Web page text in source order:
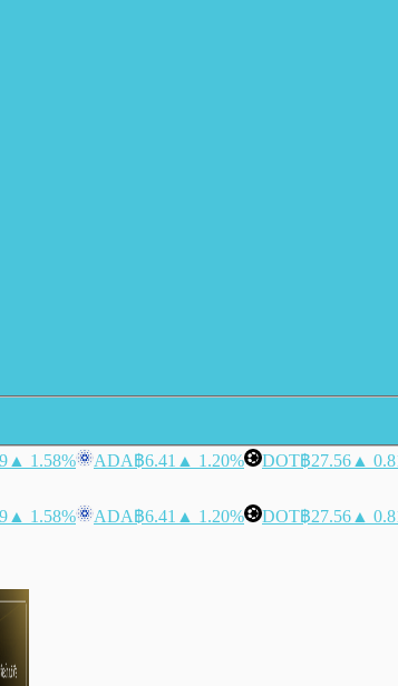
▲ 1.58% ADA฿6.41 ▲ 1.20% DOT฿27.56 ▲
▲ 1.58% ADA฿6.41 ▲ 1.20% DOT฿27.56 ▲